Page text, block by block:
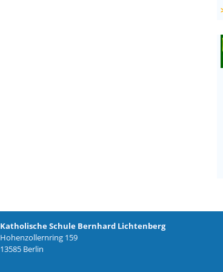
Katholische Schule Bernhard Lichtenberg
Hohenzollernring 159
13585 Berlin